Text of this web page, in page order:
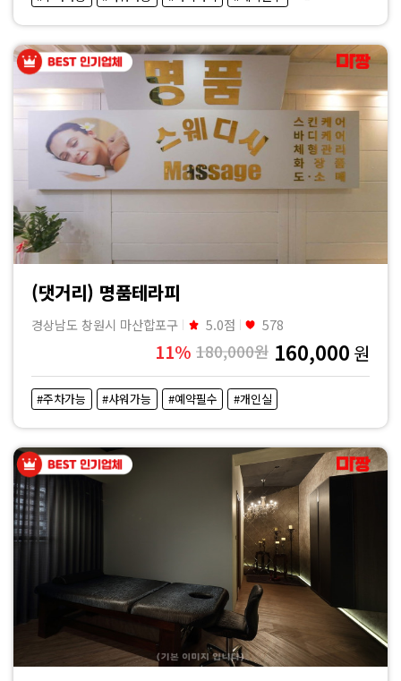
(댓거리) 명품테라피
경상남도 창원시 마산합포구 5.0점 578
11% 180,000원 160,000 원
#주차가능 #샤워가능 #예약필수 #개인실